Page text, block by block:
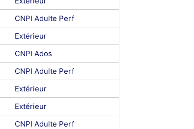
CNPI Adulte Perf
Extérieur
CNPI Ados
CNPI Adulte Perf
Extérieur
Extérieur
CNPI Adulte Perf